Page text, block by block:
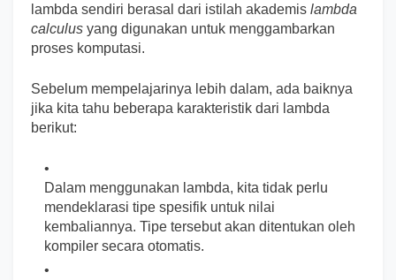
lambda sendiri berasal dari istilah akademis lambda
calculus yang digunakan untuk menggambarkan
proses komputasi.
Sebelum mempelajarinya lebih dalam, ada baiknya
jika kita tahu beberapa karakteristik dari lambda
berikut:
Dalam menggunakan lambda, kita tidak perlu
mendeklarasi tipe spesifik untuk nilai
kembaliannya. Tipe tersebut akan ditentukan oleh
kompiler secara otomatis.